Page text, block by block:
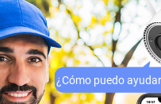
¿Cómo puedo